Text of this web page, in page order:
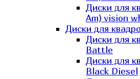
Диски для
Am) vision
Диски для
Диски для
Battle
Диски для
Black Diesel